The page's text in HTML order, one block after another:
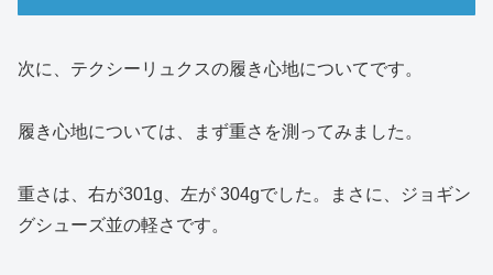
次に、テクシーリュクスの履き心地についてです。
履き心地については、まず重さを測ってみました。
重さは、右が301g、左が 304gでした。まさに、ジョギン
グシューズ並の軽さです。